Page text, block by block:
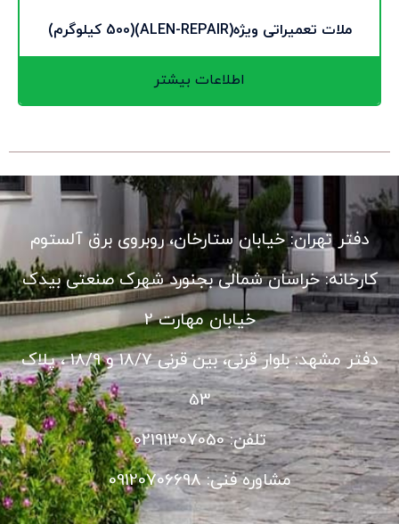
ملات تعمیراتی ویژه(ALEN-REPAIR)(500 کیلوگرم)
اطلاعات بیشتر
دفتر تهران: خیابان ستارخان، روبروی برق آلستوم
کارخانه: خراسان شمالی بجنورد شهرک صنعتی بیدک
خیابان مهارت 2
دفتر مشهد: بلوار قرنی، بین قرنی 18/7 و 18/9 ، پلاک
53
تلفن: 02191307050
مشاوره فنی: 09120706698